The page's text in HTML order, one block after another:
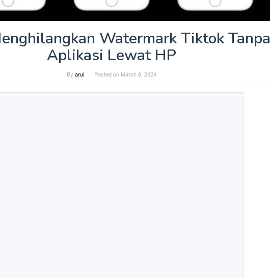
Watermark Tiktok Tanpa
Aplikasi Lewat HP
By arul Posted on March 8, 2024